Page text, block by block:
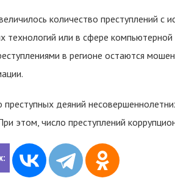
количество преступлений
технологий или в сфере
в регионе остаются
деяний
этом, число преступлений